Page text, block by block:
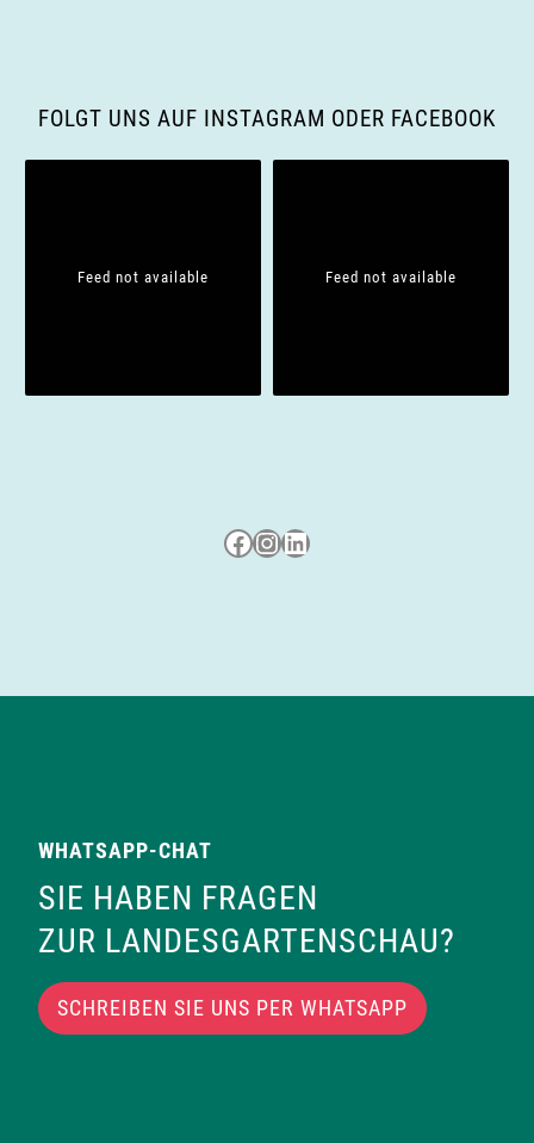
FOLGT UNS AUF INSTAGRAM ODER FACEBOOK
Feed not available Feed not available
Besuche uns auf Facebook
Besuche uns auf Instagram
LinkedIn
WHATSAPP-CHAT
SIE HABEN FRAGEN
ZUR LANDESGARTENSCHAU?
SCHREIBEN SIE UNS PER WHATSAPP